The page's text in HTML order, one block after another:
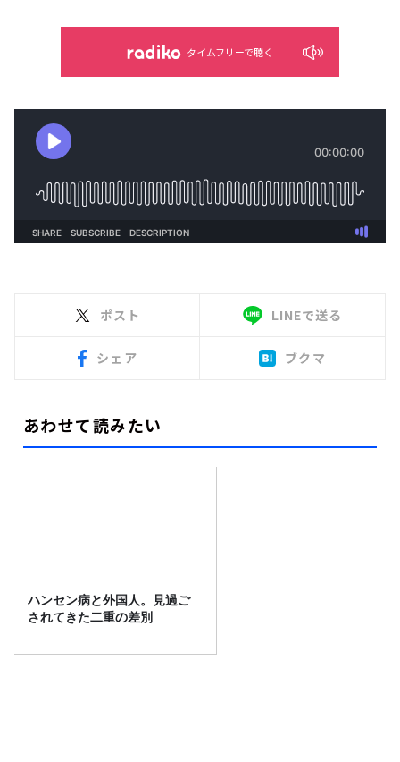
タイムフリーで聴く
ポスト LINEで送る
シェア ブクマ
あわせて読みたい
ハンセン病と外国人。見過ご
されてきた二重の差別